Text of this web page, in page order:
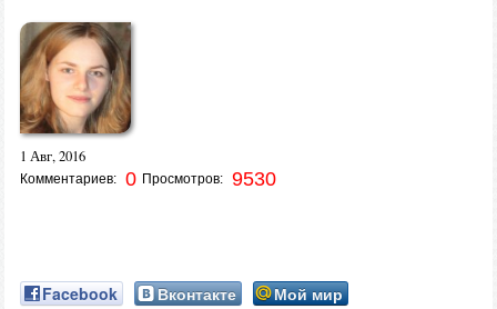
1 Авг, 2016
Комментариев: 0 Просмотров: 9530
Facebook Вконтакте
Мой мир